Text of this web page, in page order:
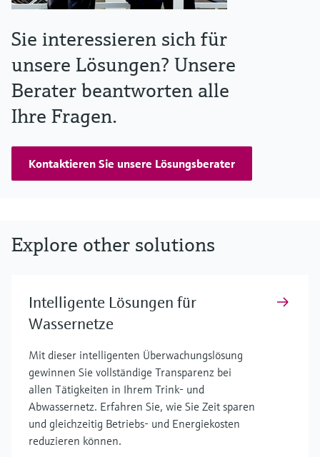
Sie interessieren sich für
unsere Lösungen? Unsere
Berater beantworten alle
Ihre Fragen.
Kontaktieren Sie unsere Lösungsberater
Explore other solutions
Intelligente Lösungen für
Wassernetze
Mit dieser intelligenten Überwachungslösung
gewinnen Sie vollständige Transparenz bei
allen Tätigkeiten in Ihrem Trink- und
Abwassernetz. Erfahren Sie, wie Sie Zeit sparen
und gleichzeitig Betriebs- und Energiekosten
reduzieren können.